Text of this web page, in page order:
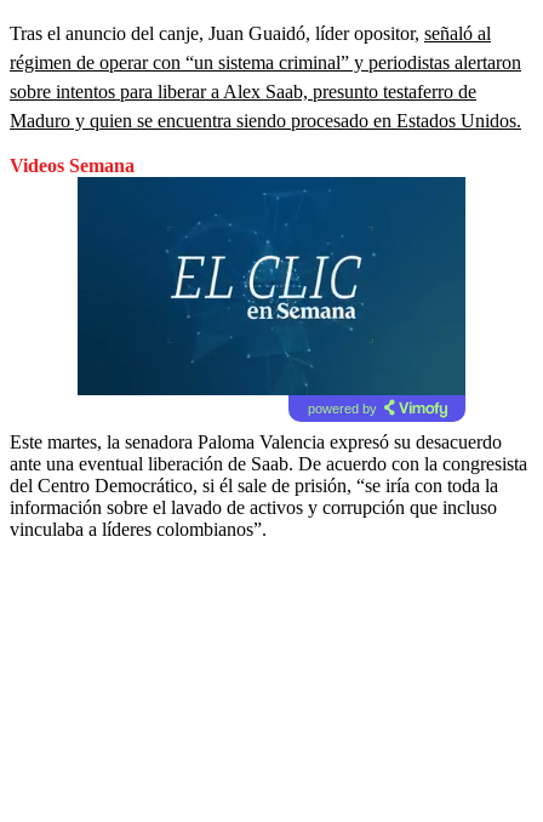
Tras el anuncio del canje, Juan Guaidó, líder opositor, señaló al
régimen de operar con “un sistema criminal” y periodistas alertaron
sobre intentos para liberar a Alex Saab, presunto testaferro de
Maduro y quien se encuentra siendo procesado en Estados Unidos.
Videos Semana
powered by
Este martes, la senadora Paloma Valencia expresó su desacuerdo
ante una eventual liberación de Saab. De acuerdo con la congresista
del Centro Democrático, si él sale de prisión, “se iría con toda la
información sobre el lavado de activos y corrupción que incluso
vinculaba a líderes colombianos”.